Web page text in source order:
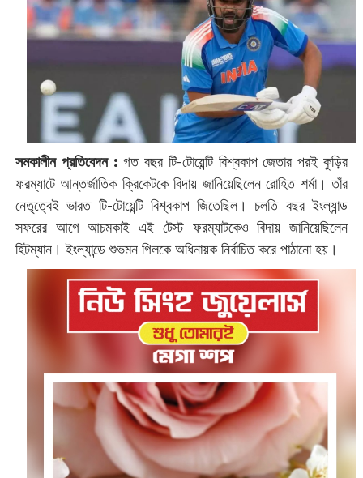
সমকালীন প্রতিবেদন : গত বছর টি-টোয়েন্টি বিশ্বকাপ জেতার পরই কুড়ির
ফরম্যাটে আন্তর্জাতিক ক্রিকেটকে বিদায় জানিয়েছিলেন রোহিত শর্মা। তাঁর
নেতৃত্বেই ভারত টি-টোয়েন্টি বিশ্বকাপ জিতেছিল। চলতি বছর ইংল্যান্ড
সফরের আগে আচমকাই এই টেস্ট ফরম্যাটকেও বিদায় জানিয়েছিলেন
হিটম্যান। ইংল্যান্ডে শুভমন গিলকে অধিনায়ক নির্বাচিত করে পাঠানো হয়।